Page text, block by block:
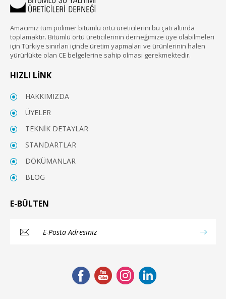
Amacımız tüm polimer bitümlü örtü üreticilerini bu çatı altında
toplamaktır. Bitümlü örtü üreticilerinin derneğimize üye olabilmeleri
için Türkiye sınırları içinde üretim yapmaları ve ürünlerinin halen
yürürlükte olan CE belgelerine sahip olması gerekmektedir.
HIZLI LİNK
HAKKIMIZDA
ÜYELER
TEKNİK DETAYLAR
STANDARTLAR
DÖKÜMANLAR
BLOG
E-BÜLTEN